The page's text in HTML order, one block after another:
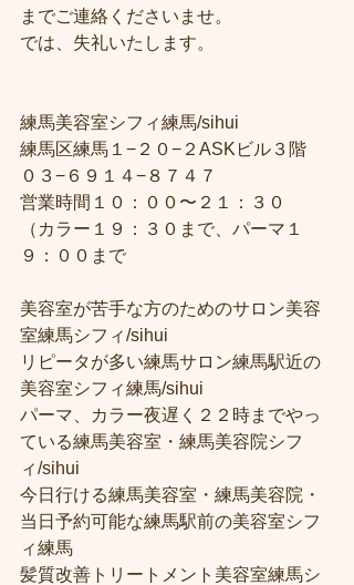
までご連絡くださいませ。
では、失礼いたします。
練馬美容室シフィ練馬/sihui
練馬区練馬１−２０−２ASKビル３階
０３−６９１４−８７４７
営業時間１０：００〜２１：３０
（カラー１９：３０まで、パーマ１
９：００まで
美容室が苦手な方のためのサロン美容
室練馬シフィ/sihui
リピータが多い練馬サロン練馬駅近の
美容室シフィ練馬/sihui
パーマ、カラー夜遅く２２時までやっ
ている練馬美容室・練馬美容院シフ
ィ/sihui
今日行ける練馬美容室・練馬美容院・
当日予約可能な練馬駅前の美容室シフ
ィ練馬
髪質改善トリートメント美容室練馬シ